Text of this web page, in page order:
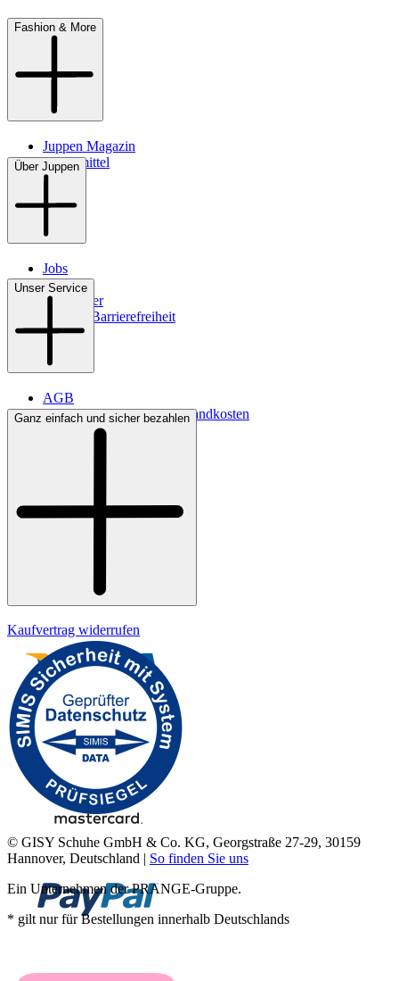
Fashion & More
Juppen Magazin
Pflegemittel
Über Juppen
Jobs
Filialen
Newsletter
Digitale Barrierefreiheit
Unser Service
AGB
Lieferbedingungen & Versandkosten
Bezahlung
Ganz einfach und sicher bezahlen
Kaufvertrag widerrufen
© GISY Schuhe GmbH & Co. KG, Georgstraße 27-29, 30159
Hannover, Deutschland | So finden Sie uns
Ein Unternehmen der PRANGE-Gruppe.
* gilt nur für Bestellungen innerhalb Deutschlands